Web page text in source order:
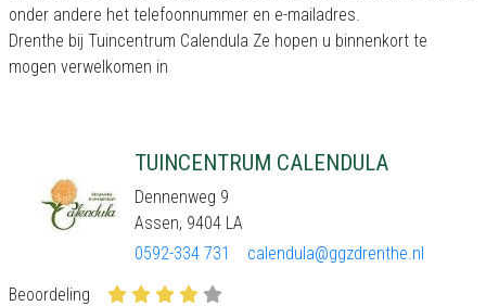
onder andere het telefoonnummer en e-mailadres.
Drenthe bij Tuincentrum Calendula Ze hopen u binnenkort te
mogen verwelkomen in
TUINCENTRUM CALENDULA
Dennenweg 9
Assen, 9404 LA
0592-334 731
calendula@ggzdrenthe.nl
Beoordeling